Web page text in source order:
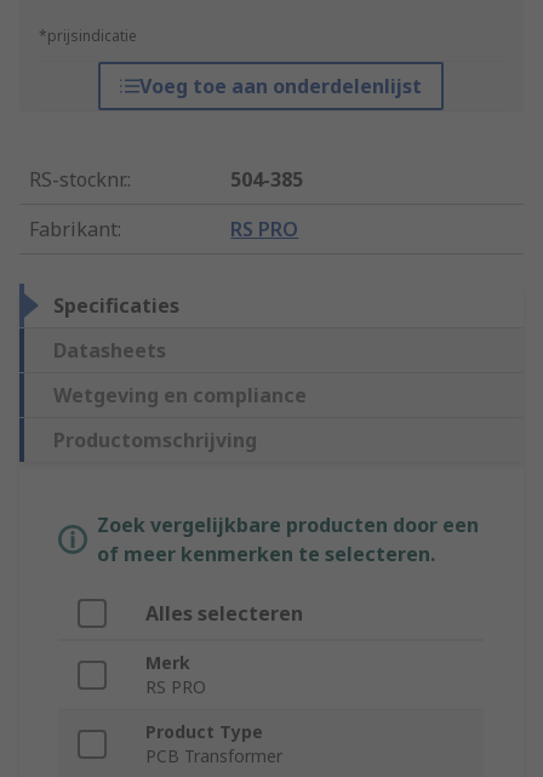
*prijsindicatie
Voeg toe aan onderdelenlijst
RS-stocknr.:
504-385
Fabrikant: RS PRO
Specificaties
Datasheets
Wetgeving en compliance
Productomschrijving
Zoek vergelijkbare producten door een
of meer kenmerken te selecteren.
Alles selecteren
Merk
RS PRO
Product Type
PCB Transformer